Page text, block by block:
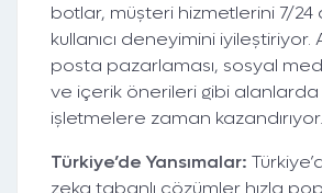
botlar, müşteri hizmetlerini 7/
kullanıcı deneyimini iyileştiriyor.
posta pazarlaması, sosyal
ve içerik önerileri gibi
işletmelere zaman kazandırıyor.
Türkiye’de Yansımalar: